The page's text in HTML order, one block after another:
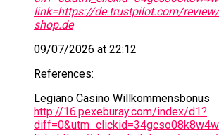
link=https://de.trustpilot.com/
shop.de
09/07/2026 at 22:12
References:
Legiano Casino Willkommensbonus
http://16.pexeburay.com/index/d1?